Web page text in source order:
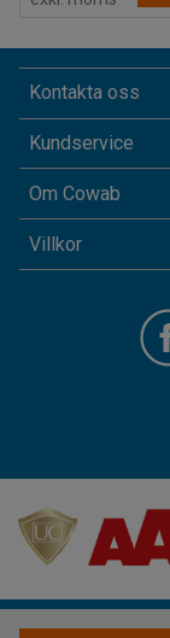
Kontakta oss
Kundservice
Om Cowab
Villkor